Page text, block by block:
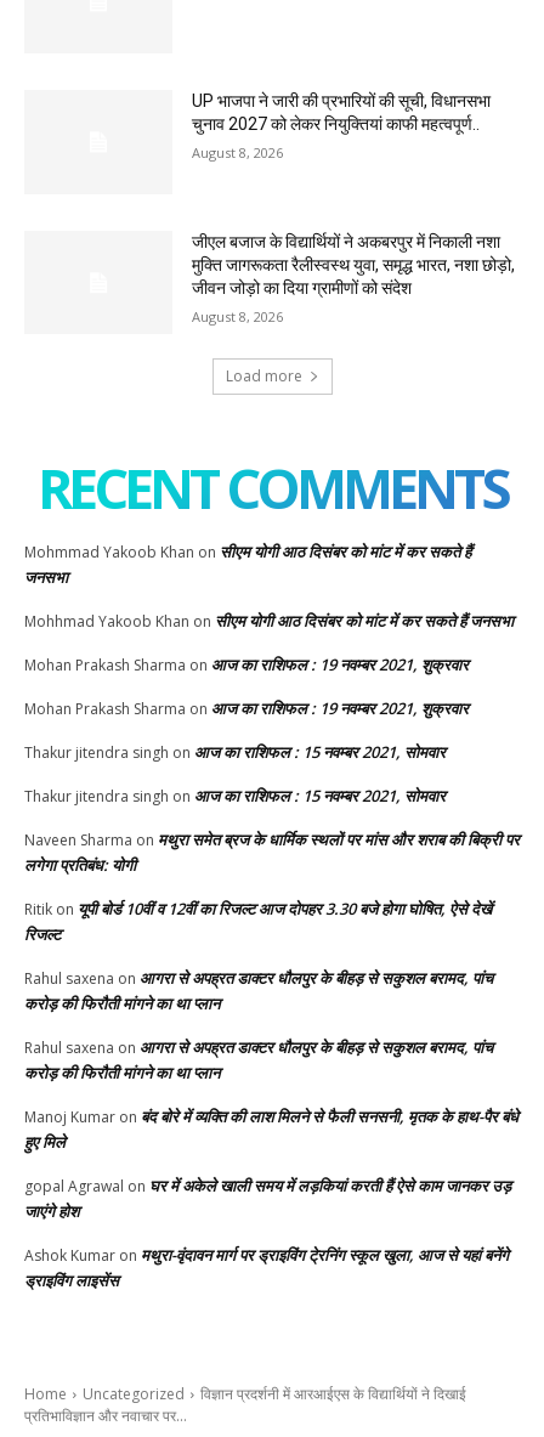
UP भाजपा ने जारी की प्रभारियों की सूची, विधानसभा
चुनाव 2027 को लेकर नियुक्तियां काफी महत्वपूर्ण..
August 8, 2026
जीएल बजाज के विद्यार्थियों ने अकबरपुर में निकाली नशा
मुक्ति जागरूकता रैलीस्वस्थ युवा, समृद्ध भारत, नशा छोड़ो,
जीवन जोड़ो का दिया ग्रामीणों को संदेश
August 8, 2026
Load more
RECENT COMMENTS
Mohmmad Yakoob Khan on सीएम योगी आठ दिसंबर को मांट में कर सकते हैं
जनसभा
Mohhmad Yakoob Khan on सीएम योगी आठ दिसंबर को मांट में कर सकते हैं जनसभा
Mohan Prakash Sharma on आज का राशिफल : 19 नवम्बर 2021, शुक्रवार
Mohan Prakash Sharma on आज का राशिफल : 19 नवम्बर 2021, शुक्रवार
Thakur jitendra singh on आज का राशिफल : 15 नवम्बर 2021, सोमवार
Thakur jitendra singh on आज का राशिफल : 15 नवम्बर 2021, सोमवार
Naveen Sharma on मथुरा समेत ब्रज के धार्मिक स्थलों पर मांस और शराब की बिक्री पर
लगेगा प्रतिबंध: योगी
Ritik on यूपी बोर्ड 10वीं व 12वीं का रिजल्ट आज दोपहर 3.30 बजे होगा घोषित, ऐसे देखें
रिजल्ट
Rahul saxena on आगरा से अपह्रत डाक्टर धौलपुर के बीहड़ से सकुशल बरामद, पांच
करोड़ की फिरौती मांगने का था प्लान
Rahul saxena on आगरा से अपह्रत डाक्टर धौलपुर के बीहड़ से सकुशल बरामद, पांच
करोड़ की फिरौती मांगने का था प्लान
Manoj Kumar on बंद बोरे में व्यक्ति की लाश मिलने से फैली सनसनी, मृतक के हाथ-पैर बंधे
हुए मिले
gopal Agrawal on घर में अकेले खाली समय में लड़कियां करती हैं ऐसे काम जानकर उड़
जाएंगे होश
Ashok Kumar on मथुरा-वृंदावन मार्ग पर ड्राइविंग टे्रनिंग स्कूल खुला, आज से यहां बनेंगे
ड्राइविंग लाइसेंस